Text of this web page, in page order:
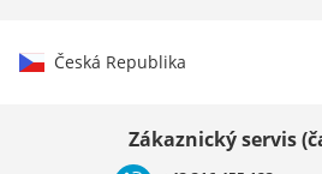
Česká Republika
Zákaznický servis